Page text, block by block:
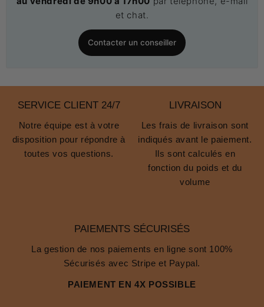
et chat.
Contacter un conseiller
SERVICE CLIENT 24/7
Notre équipe est à votre
disposition pour répondre à
toutes vos questions.
LIVRAISON
Les frais de livraison sont
indiqués avant le paiement.
Ils sont calculés en
fonction du poids et du
volume
PAIEMENTS SÉCURISÉS
La gestion de nos paiements en ligne sont 100%
Sécurisés avec Stripe et Paypal.
PAIEMENT EN 4X POSSIBLE